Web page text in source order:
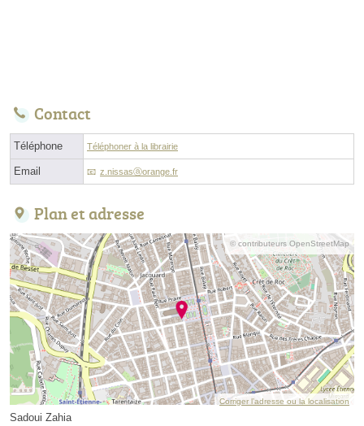
Contact
Téléphone Téléphoner à la librairie
Email z.nissasⓐorange.fr
Plan et adresse
© contributeurs OpenStreetMap
Corriger l’adresse ou la localisation
Sadoui Zahia